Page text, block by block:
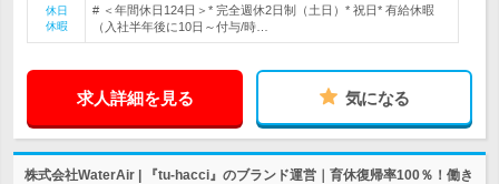
休日
休暇
# ＜年間休日124日＞* 完全週休2日制（土日）* 祝日* 有給休暇
（入社半年後に10日～付与/時…
求人詳細を見る 気になる
株式会社WaterAir | 『tu-hacci』のブランド運営｜育休復帰率100％！働き